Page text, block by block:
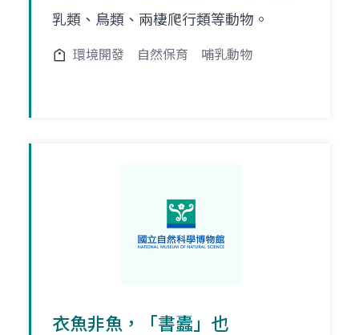
乳類、鳥類、兩棲爬行類等動物。
環境開發 自然保育 哺乳動物
衣魚非魚，「書蠹」也